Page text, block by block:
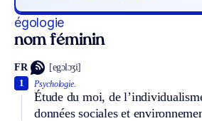
égologie
nom féminin
FR [egɔlɔʒi]
Psychologie.
Étude du moi, de
données sociales et
1